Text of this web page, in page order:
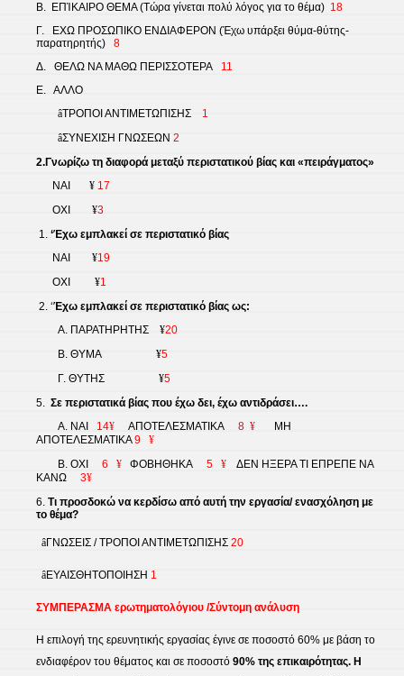
Β. ΕΠΊΚΑΙΡΟ ΘΕΜΑ (Τώρα γίνεται πολύ λόγος για το θέμα) 18
Γ.
ΕΧΩ ΠΡΟΣΩΠΙΚΟ ΕΝΔΙΑΦΕΡΟΝ (Έχω υπάρξει θύμα-θύτης-
παρατηρητής)
8
Δ.
ΘΕΛΩ ΝΑ ΜΑΘΩ ΠΕΡΙΣΣΟΤΕΡΑ
11
Ε. ΑΛΛΟ
âΤΡΟΠΟΙ ΑΝΤΙΜΕΤΩΠΙΣΗΣ
1
âΣΥΝΕΧΙΣΗ ΓΝΩΣΕΩΝ 2
2.Γνωρίζω τη διαφορά μεταξύ περιστατικού βίας και «πειράγματος»
ΝΑΙ
¥ 17
ΟΧΙ
¥3
‘Έχω εμπλακεί σε περιστατικό βίας
ΝΑΙ
¥19
ΟΧΙ
¥1
‘Έχω εμπλακεί σε περιστατικό βίας ως:
Α. ΠΑΡΑΤΗΡΗΤΗΣ
¥20
Β. ΘΥΜΑ
¥5
Γ. ΘΥΤΗΣ
¥5
5. Σε περιστατικά βίας που έχω δει, έχω αντιδράσει….
Α. ΝΑΙ
14¥ ΑΠΟΤΕΛΕΣΜΑΤΙΚΑ 8 ¥
ΜΗ
ΑΠΟΤΕΛΕΣΜΑΤΙΚΑ9
¥
Β. ΟΧΙ
6 ¥ ΦΟΒΗΘΗΚΑ 5 ¥
ΔΕΝ ΗΞΕΡΑ ΤΙ ΕΠΡΕΠΕ ΝΑ
ΚΑΝΩ
3¥
6. Τι προσδοκώ να κερδίσω από αυτή την εργασία/ ενασχόληση με
το θέμα?
âΓΝΩΣΕΙΣ / ΤΡΟΠΟΙ ΑΝΤΙΜΕΤΩΠΙΣΗΣ 20
âΕΥΑΙΣΘΗΤΟΠΟΙΗΣΗ 1
ΣΥΜΠΕΡΑΣΜΑ ερωτηματολόγιου /Σύντομη ανάλυση
Η επιλογή της ερευνητικής εργασίας έγινε σε ποσοστό 60% με βάση το
ενδιαφέρον του θέματος και σε ποσοστό 90% της επικαιρότητας. Η